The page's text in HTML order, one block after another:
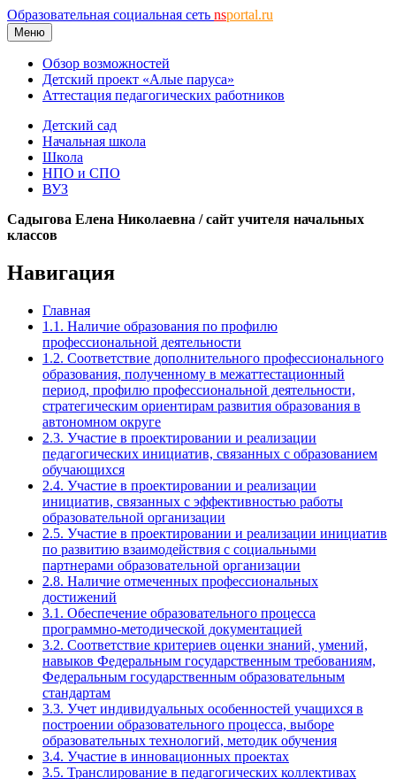
Образовательная социальная сеть nsportal.ru
Меню
Обзор возможностей
Детский проект «Алые паруса»
Аттестация педагогических работников
Детский сад
Начальная школа
Школа
НПО и СПО
ВУЗ
Садыгова Елена Николаевна / сайт учителя начальных
классов
Навигация
Главная
1.1. Наличие образования по профилю
профессиональной деятельности
1.2. Соответствие дополнительного профессионального
образования, полученному в межаттестационный
период, профилю профессиональной деятельности,
стратегическим ориентирам развития образования в
автономном округе
2.3. Участие в проектировании и реализации
педагогических инициатив, связанных с образованием
обучающихся
2.4. Участие в проектировании и реализации
инициатив, связанных с эффективностью работы
образовательной организации
2.5. Участие в проектировании и реализации инициатив
по развитию взаимодействия с социальными
партнерами образовательной организации
2.8. Наличие отмеченных профессиональных
достижений
3.1. Обеспечение образовательного процесса
программно-методической документацией
3.2. Соответствие критериев оценки знаний, умений,
навыков Федеральным государственным требованиям,
Федеральным государственным образовательным
стандартам
3.3. Учет индивидуальных особенностей учащихся в
построении образовательного процесса, выборе
образовательных технологий, методик обучения
3.4. Участие в инновационных проектах
3.5. Транслирование в педагогических коллективах